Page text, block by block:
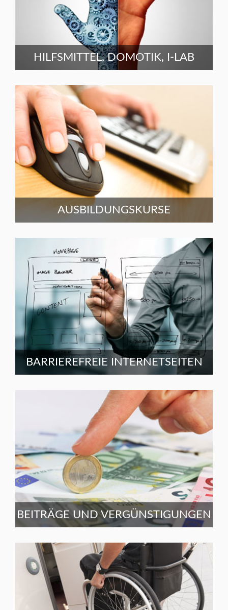
HILFSMITTEL, DOMOTIK, I-LAB
AUSBILDUNGSKURSE
BARRIEREFREIE INTERNETSEITEN
BEITRÄGE UND VERGÜNSTIGUNGEN